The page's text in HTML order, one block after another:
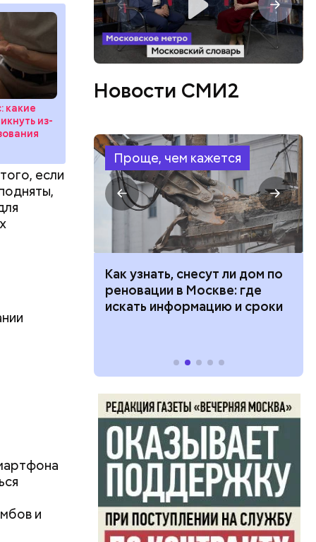
какие
из-
если
и
деле
с
Новости СМИ2
Проще, чем кажется
тысяч
при
нужны
Как узнать, снесут ли дом по
реновации в Москве: где
искать информацию и сроки